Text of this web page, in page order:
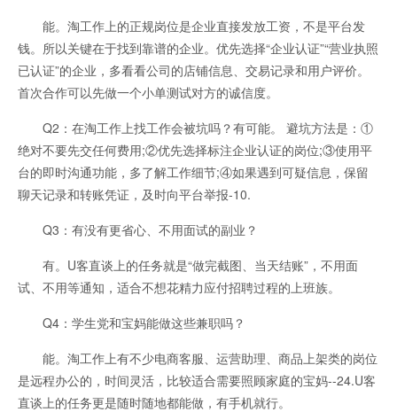
能。淘工作上的正规岗位是企业直接发放工资，不是平台发
钱。所以关键在于找到靠谱的企业。优先选择“企业认证”“营业执照
已认证”的企业，多看看公司的店铺信息、交易记录和用户评价。
首次合作可以先做一个小单测试对方的诚信度。
Q2：在淘工作上找工作会被坑吗？有可能。 避坑方法是：①
绝对不要先交任何费用;②优先选择标注企业认证的岗位;③使用平
台的即时沟通功能，多了解工作细节;④如果遇到可疑信息，保留
聊天记录和转账凭证，及时向平台举报-10.
Q3：有没有更省心、不用面试的副业？
有。U客直谈上的任务就是“做完截图、当天结账”，不用面
试、不用等通知，适合不想花精力应付招聘过程的上班族。
Q4：学生党和宝妈能做这些兼职吗？
能。淘工作上有不少电商客服、运营助理、商品上架类的岗位
是远程办公的，时间灵活，比较适合需要照顾家庭的宝妈--24.U客
直谈上的任务更是随时随地都能做，有手机就行。